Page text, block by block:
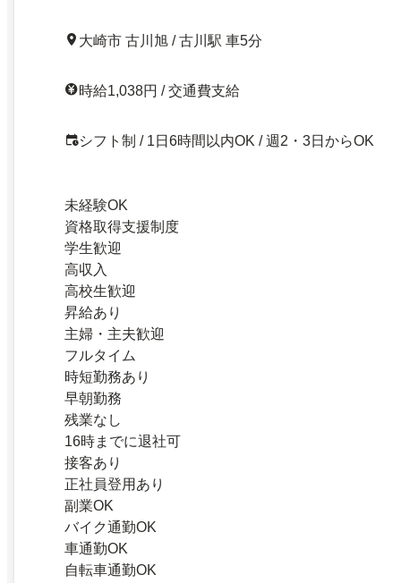
大崎市 古川旭 / 古川駅 車5分
時給1,038円 / 交通費支給
シフト制 / 1日6時間以内OK / 週2・3日からOK
未経験OK
資格取得支援制度
学生歓迎
高収入
高校生歓迎
昇給あり
主婦・主夫歓迎
フルタイム
時短勤務あり
早朝勤務
残業なし
16時までに退社可
接客あり
正社員登用あり
副業OK
バイク通勤OK
車通勤OK
自転車通勤OK